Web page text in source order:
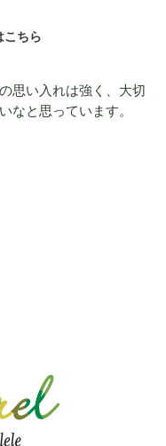
ちら
思い入れは強く、大切
なと思っています。